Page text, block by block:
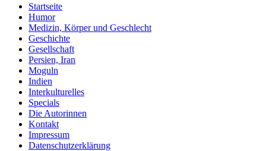
Startseite
Humor
Medizin, Körper und Geschlecht
Geschichte
Gesellschaft
Persien, Iran
Moguln
Indien
Interkulturelles
Specials
Die Autorinnen
Kontakt
Impressum
Datenschutzerklärung